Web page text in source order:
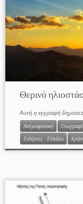
Θερινό
Αυτή η εγγραφή
Αστροφυσική
Ειδήσεις - Ελλάδα